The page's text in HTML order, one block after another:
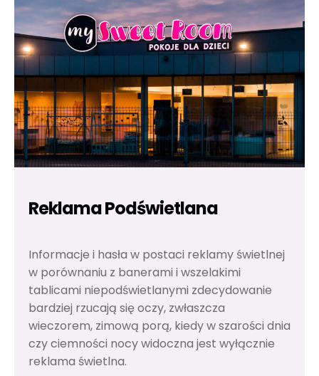
Reklama Podświetlana
Informacje i hasła w postaci reklamy świetlnej
w porównaniu z banerami i wszelakimi
tablicami niepodświetlanymi zdecydowanie
bardziej rzucają się oczy, zwłaszcza
wieczorem, zimową porą, kiedy w szarości dnia
czy ciemności nocy widoczna jest wyłącznie
reklama świetlna.